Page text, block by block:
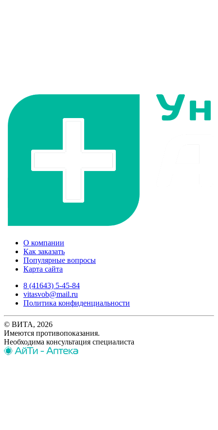
О компании
Как заказать
Популярные вопросы
Карта сайта
8 (41643) 5-45-84
vitasvob@mail.ru
Политика конфиденциальности
© ВИТА, 2026
Имеются противопоказания.
Необходима консультация специалиста